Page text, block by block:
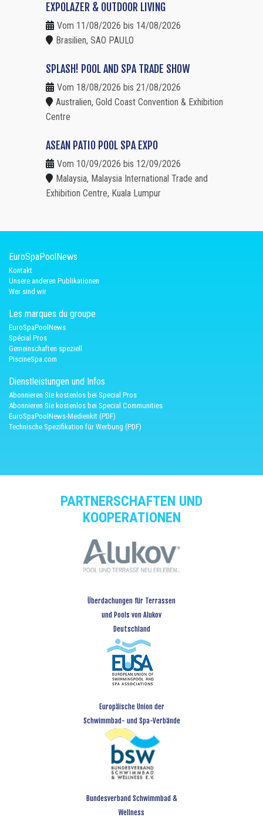
EXPOLAZER & OUTDOOR LIVING
Vom 11/08/2026 bis 14/08/2026
Brasilien, SAO PAULO
SPLASH! POOL AND SPA TRADE SHOW
Vom 18/08/2026 bis 21/08/2026
Australien, Gold Coast Convention & Exhibition
Centre
ASEAN PATIO POOL SPA EXPO
Vom 10/09/2026 bis 12/09/2026
Malaysia, Malaysia International Trade and
Exhibition Centre, Kuala Lumpur
EuroSpaPoolNews
Kontakt
Unsere anderen Publikationen
Wer sind wir
Les marques du groupe
EuroSpaPoolNews
Spécial Pros
Gemeinschaften speziell
PiscineSpa.com
Dienstleistungen und Infos
Abonnieren Sie kostenlos bei Special Pros
Abonnieren Sie kostenlos bei Special Communities
EuroSpaPoolNews-Medienkit (PDF)
Technische Spezifikation für Werbung (PDF)
PARTNERSCHAFTEN UND
KOOPERATIONEN
Überdachungen für Terrassen
und Pools von Alukov
Deutschland
Europäische Union der
Schwimmbad- und Spa-Verbände
Bundesverband Schwimmbad &
Wellness